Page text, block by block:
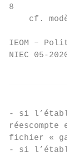
8
cf.
IEOM –
NIEC 05-
- si
fichier «
- si